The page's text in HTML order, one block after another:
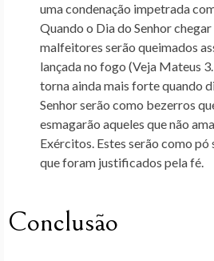
uma condenação impetrada
Quando o Dia do Senhor
malfeitores serão queimados
lançada no fogo (Veja Mateus
torna ainda mais forte quando
Senhor serão como bezerros
esmagarão aqueles que não
Exércitos. Estes serão como pó
que foram justificados pela fé.
Conclusão